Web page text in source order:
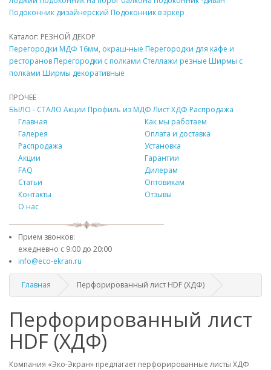
Подоконник дизайнерский Подоконник в эркер
Каталог: РЕЗНОЙ ДЕКОР
Перегородки МДФ 16мм, окраш-ные Перегородки для кафе и
ресторанов Перегородки с полками Стеллажи резные Ширмы с
полками Ширмы декоративные
ПРОЧЕЕ
БЫЛО - СТАЛО Акции Профиль из МДФ Лист ХДФ Распродажа
Главная
Галерея
Распродажа
Акции
FAQ
Статьи
Контакты
О нас
Как мы работаем
Оплата и доставка
Установка
Гарантии
Дилерам
Оптовикам
Отзывы
Прием звонков:
ежедневно с 9:00 до 20:00
info@eco-ekran.ru
Главная Перфорированный лист HDF (ХДФ)
Перфорированный лист
HDF (ХДФ)
Компания «Эко-Экран» предлагает перфорированные листы ХДФ